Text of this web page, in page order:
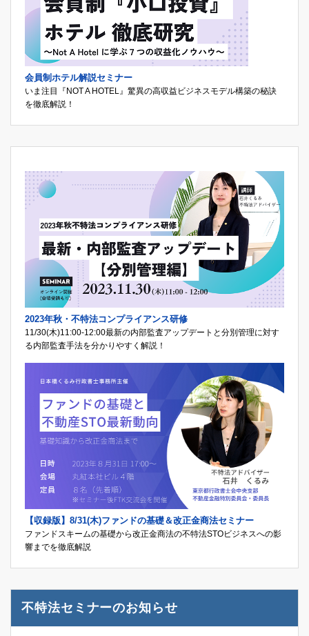
会員制ホテル解説セミナー
いま注目『NOT A HOTEL』驚異の高収益ビジネスモデル構築の秘訣
を徹底解説！
2023年秋・不特法コンプライアンス研修
11/30(木)11:00-12:00最新の内部監査アップデートと分別管理に対す
る内部監査手法を分かりやすく解説！
【収録版】8/31(木)ファンドの基礎＆改正金商法セミナー
ファンドスキームの基礎から改正金商法の不特法STOビジネスへの影
響までを徹底解説
不特法セミナーのお知らせ